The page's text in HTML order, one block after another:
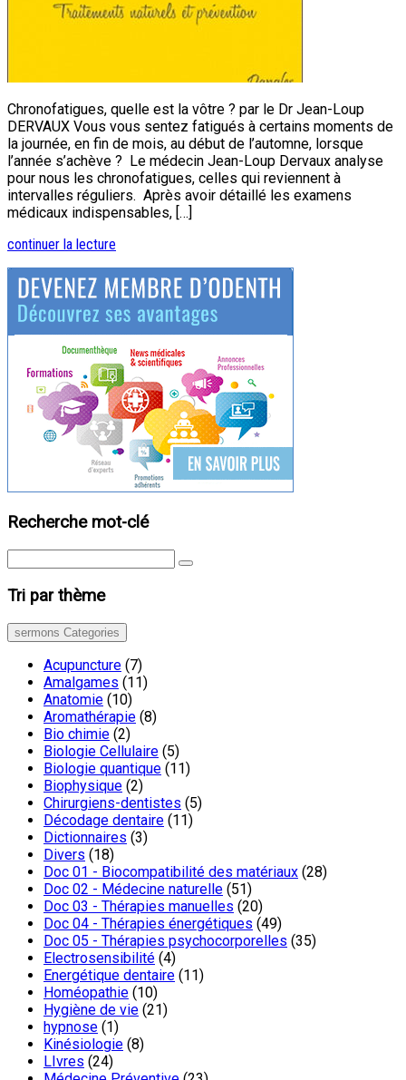
Chronofatigues, quelle est la vôtre ? par le Dr Jean-Loup
DERVAUX Vous vous sentez fatigués à certains moments de
la journée, en fin de mois, au début de l’automne, lorsque
l’année s’achève ? Le médecin Jean-Loup Dervaux analyse
pour nous les chronofatigues, celles qui reviennent à
intervalles réguliers. Après avoir détaillé les examens
médicaux indispensables, […]
continuer la lecture
Recherche mot-clé
Tri par thème
sermons Categories
Acupuncture (7)
Amalgames (11)
Anatomie (10)
Aromathérapie (8)
Bio chimie (2)
Biologie Cellulaire (5)
Biologie quantique (11)
Biophysique (2)
Chirurgiens-dentistes (5)
Décodage dentaire (11)
Dictionnaires (3)
Divers (18)
Doc 01 - Biocompatibilité des matériaux (28)
Doc 02 - Médecine naturelle (51)
Doc 03 - Thérapies manuelles (20)
Doc 04 - Thérapies énergétiques (49)
Doc 05 - Thérapies psychocorporelles (35)
Electrosensibilité (4)
Energétique dentaire (11)
Homéopathie (10)
Hygiène de vie (21)
hypnose (1)
Kinésiologie (8)
LIvres (24)